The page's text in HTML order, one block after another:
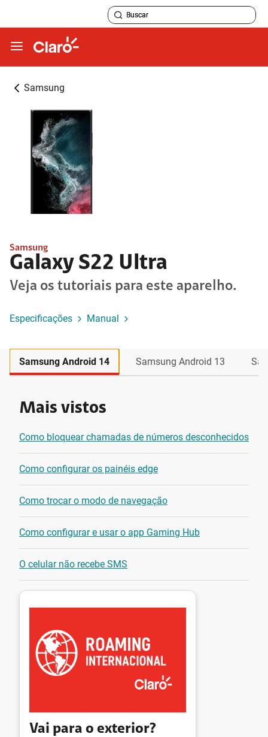
Samsung
Samsung
Galaxy S22 Ultra
Veja os tutoriais para este aparelho.
Especificações Manual
Samsung Android 14 Samsung Android 13
Mais vistos
Como bloquear chamadas de números desconhecidos
Como configurar os painéis edge
Como trocar o modo de navegação
Como configurar e usar o app Gaming Hub
O celular não recebe SMS
Vai para o exterior?